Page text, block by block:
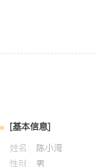
用户XXX人，建立
较强的活动策划与
过搭建数据看板与
[基本信息]
姓名：
陈小湾
性别： 男